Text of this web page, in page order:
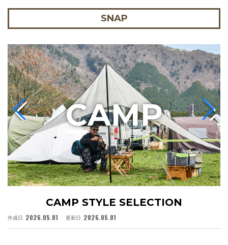
SNAP
CAMP STYLE SELECTION
作成日 2026.05.01 更新日 2026.05.01
CAMP